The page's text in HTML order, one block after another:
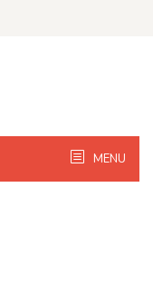
MENU